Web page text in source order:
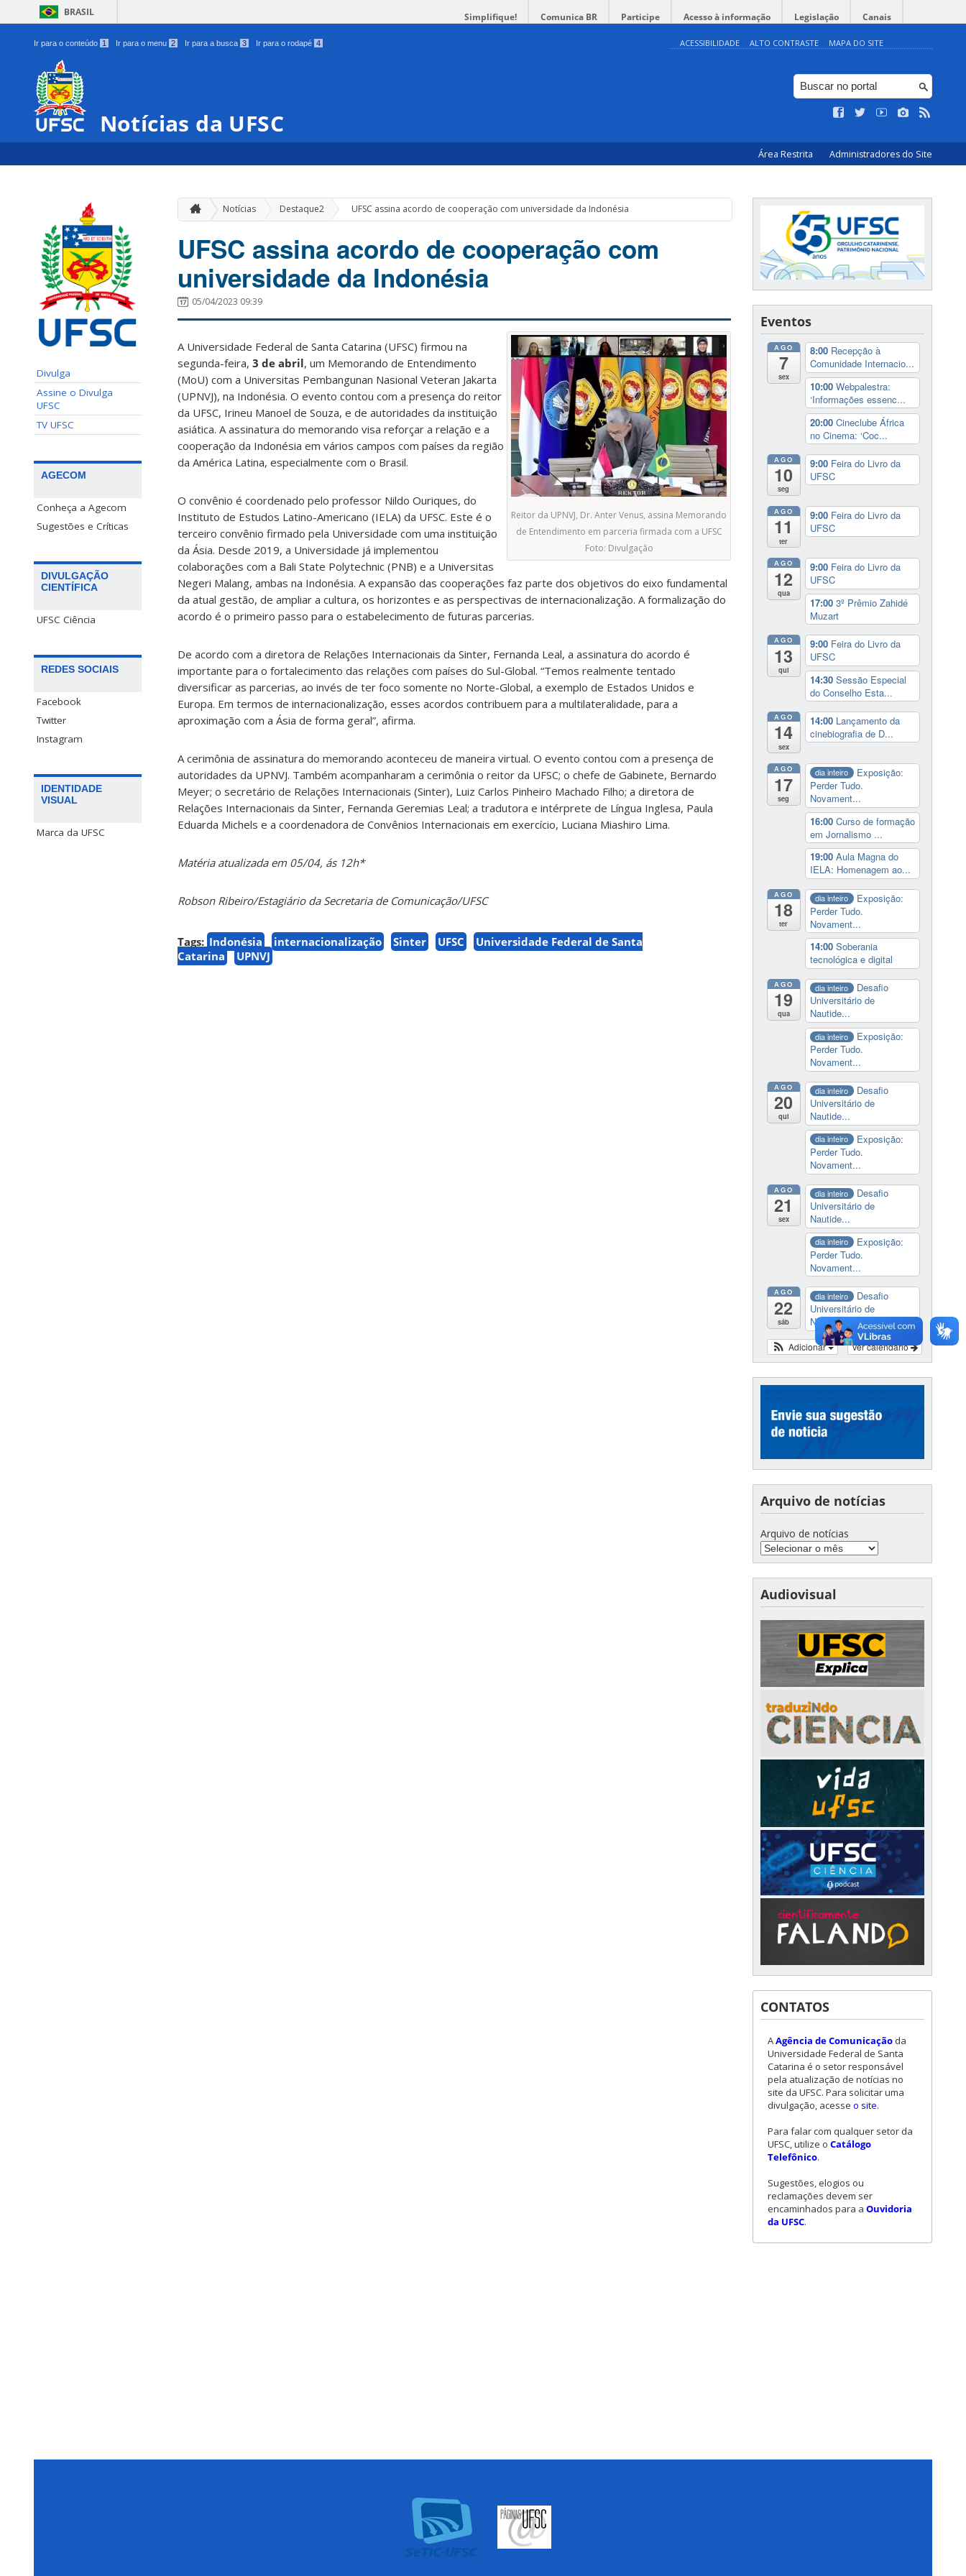
BRASIL Simplifique! Comunica BR Participe Acesso à informação Legislação Canais
Ir para o conteúdo 1 Ir para o menu 2 Ir para a busca 3 Ir para o rodapé 4 ACESSIBILIDADE ALTO CONTRASTE MAPA DO SITE
Notícias da UFSC
Área Restrita Administradores do Site
Divulga
Assine o Divulga
UFSC
TV UFSC
AGECOM
Conheça a Agecom
Sugestões e Críticas
DIVULGAÇÃO
CIENTÍFICA
UFSC Ciência
REDES SOCIAIS
Facebook
Twitter
Instagram
IDENTIDADE
VISUAL
Marca da UFSC
Notícias Destaque2 » UFSC assina acordo de cooperação com universidade da Indonésia
UFSC assina acordo de cooperação com
universidade da Indonésia
05/04/2023 09:39
Reitor da UPNVJ, Dr. Anter Venus, assina Memorando
de Entendimento em parceria firmada com a UFSC
Foto: Divulgação
A Universidade Federal de Santa Catarina (UFSC) firmou na
segunda-feira, 3 de abril, um Memorando de Entendimento
(MoU) com a Universitas Pembangunan Nasional Veteran Jakarta
(UPNVJ), na Indonésia. O evento contou com a presença do reitor
da UFSC, Irineu Manoel de Souza, e de autoridades da instituição
asiática. A assinatura do memorando visa reforçar a relação e a
cooperação da Indonésia em vários campos com países da região
da América Latina, especialmente com o Brasil.
O convênio é coordenado pelo professor Nildo Ouriques, do
Instituto de Estudos Latino-Americano (IELA) da UFSC. Este é o
terceiro convênio firmado pela Universidade com uma instituição
da Ásia. Desde 2019, a Universidade já implementou
colaborações com a Bali State Polytechnic (PNB) e a Universitas
Negeri Malang, ambas na Indonésia. A expansão das cooperações faz parte dos objetivos do eixo fundamental
da atual gestão, de ampliar a cultura, os horizontes e as perspectivas de internacionalização. A formalização do
acordo é o primeiro passo para o estabelecimento de futuras parcerias.
De acordo com a diretora de Relações Internacionais da Sinter, Fernanda Leal, a assinatura do acordo é
importante para o fortalecimento das relações com países do Sul-Global. “Temos realmente tentado
diversificar as parcerias, ao invés de ter foco somente no Norte-Global, a exemplo de Estados Unidos e
Europa. Em termos de internacionalização, esses acordos contribuem para a multilateralidade, para a
aproximação com a Ásia de forma geral”, afirma.
A cerimônia de assinatura do memorando aconteceu de maneira virtual. O evento contou com a presença de
autoridades da UPNVJ. Também acompanharam a cerimônia o reitor da UFSC; o chefe de Gabinete, Bernardo
Meyer; o secretário de Relações Internacionais (Sinter), Luiz Carlos Pinheiro Machado Filho; a diretora de
Relações Internacionais da Sinter, Fernanda Geremias Leal; a tradutora e intérprete de Língua Inglesa, Paula
Eduarda Michels e a coordenadora de Convênios Internacionais em exercício, Luciana Miashiro Lima.
Matéria atualizada em 05/04, ás 12h*
Robson Ribeiro/Estagiário da Secretaria de Comunicação/UFSC
Tags: Indonésia internacionalização Sinter UFSC
Universidade Federal de Santa
Catarina
UPNVJ
Eventos
AGO
7
sex
8:00 Recepção à
Comunidade Internacio...
10:00 Webpalestra:
‘Informações essenc...
20:00 Cineclube África
no Cinema: ‘Coc...
AGO
10
seg
9:00 Feira do Livro da
UFSC
AGO
11
ter
9:00 Feira do Livro da
UFSC
AGO
12
qua
9:00 Feira do Livro da
UFSC
17:00 3º Prêmio Zahidé
Muzart
AGO
13
qui
9:00 Feira do Livro da
UFSC
14:30 Sessão Especial
do Conselho Esta...
AGO
14
sex
14:00 Lançamento da
cinebiografia de D...
AGO
17
seg
dia inteiro
Exposição:
Perder Tudo.
Novament...
16:00 Curso de formação
em Jornalismo ...
19:00 Aula Magna do
IELA: Homenagem ao...
AGO
18
ter
dia inteiro
Exposição:
Perder Tudo.
Novament...
14:00 Soberania
tecnológica e digital
AGO
19
qua
dia inteiro
Desafio
Universitário de
Nautide...
dia inteiro
Exposição:
Perder Tudo.
Novament...
AGO
20
qui
dia inteiro
Desafio
Universitário de
Nautide...
dia inteiro
Exposição:
Perder Tudo.
Novament...
AGO
21
sex
dia inteiro
Desafio
Universitário de
Nautide...
dia inteiro
Exposição:
Perder Tudo.
Novament...
AGO
22
sáb
dia inteiro
Desafio
Universitário de
Nautide...
Ver calendário
Adicionar
Arquivo de notícias
Arquivo de notícias
Audiovisual
CONTATOS
AAgência de Comunicação da
Universidade Federal de Santa
Catarina é o setor responsável
pela atualização de notícias no
site da UFSC. Para solicitar uma
divulgação, acesse o site.
Para falar com qualquer setor da
UFSC, utilize o Catálogo
Telefônico.
Sugestões, elogios ou
reclamações devem ser
encaminhados para a Ouvidoria
da UFSC.